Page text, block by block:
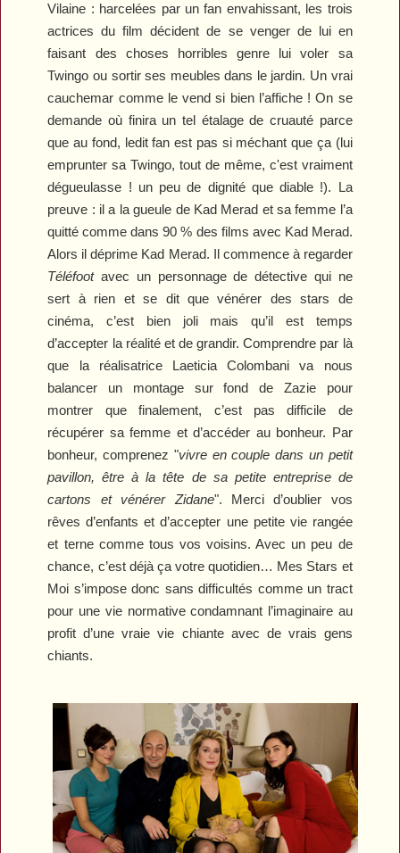
Vilaine : harcelées par un fan envahissant, les trois
actrices du film décident de se venger de lui en
faisant des choses horribles genre lui voler sa
Twingo ou sortir ses meubles dans le jardin. Un vrai
cauchemar comme le vend si bien l’affiche ! On se
demande où finira un tel étalage de cruauté parce
que au fond, ledit fan est pas si méchant que ça (lui
emprunter sa Twingo, tout de même, c'est vraiment
dégueulasse ! un peu de dignité que diable !). La
preuve : il a la gueule de Kad Merad et sa femme l’a
quitté comme dans 90 % des films avec Kad Merad.
Alors il déprime Kad Merad. Il commence à regarder
Téléfootavec un personnage de détective qui ne
sert à rien et se dit que vénérer des stars de
cinéma, c’est bien joli mais qu’il est temps
d’accepter la réalité et de grandir. Comprendre par là
que la réalisatrice Laeticia Colombani va nous
balancer un montage sur fond de Zazie pour
montrer que finalement, c’est pas difficile de
récupérer sa femme et d’accéder au bonheur. Par
bonheur, comprenez "vivre en couple dans un petit
pavillon, être à la tête de sa petite entreprise de
cartons et vénérer Zidane". Merci d’oublier vos
rêves d’enfants et d’accepter une petite vie rangée
et terne comme tous vos voisins. Avec un peu de
chance, c’est déjà ça votre quotidien… Mes Stars et
Moi s’impose donc sans difficultés comme un tract
pour une vie normative condamnant l’imaginaire au
profit d’une vraie vie chiante avec de vrais gens
chiants.